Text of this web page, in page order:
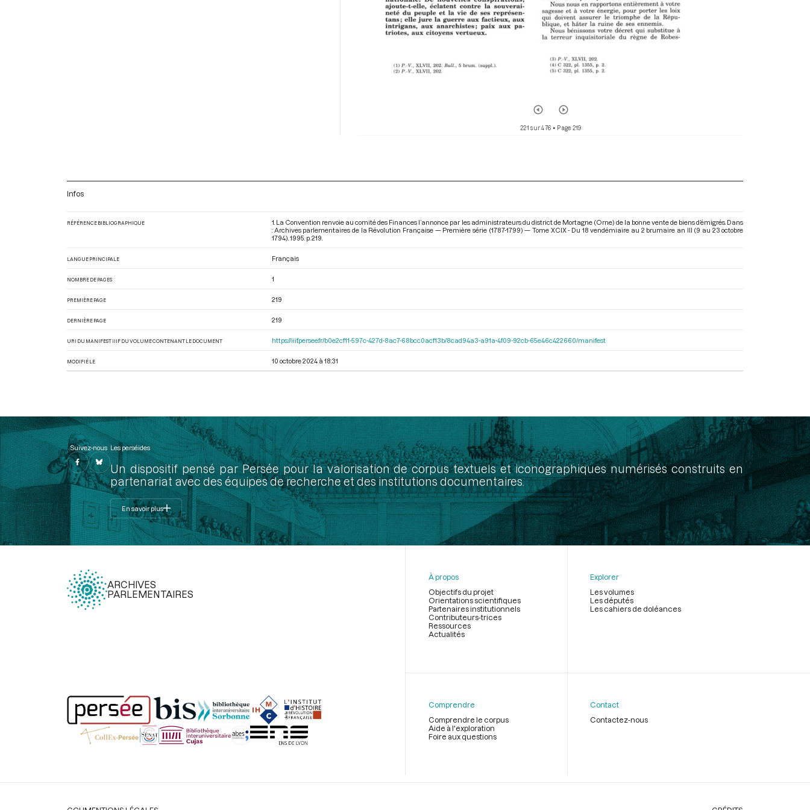
221 sur 476 • Page 219
Infos
RÉFÉRENCE BIBLIOGRAPHIQUE
1. La Convention renvoie au comité des Finances l’annonce par les administrateurs du district de Mortagne (Orne) de la bonne vente de biens d’émigrés. Dans
: Archives parlementaires de la Révolution Française — Première série (1787-1799) — Tome XCIX - Du 18 vendémiaire au 2 brumaire an III (9 au 23 octobre
1794) . 1995. p. 219.
LANGUE PRINCIPALE Français
NOMBRE DE PAGES 1
PREMIÈRE PAGE 219
DERNIÈRE PAGE 219
URI DU MANIFEST IIIF DU VOLUME CONTENANT LE DOCUMENT https://iiif.persee.fr/b0e2cf11-597c-427d-8ac7-68bcc0acf13b/8cad94a3-a91a-4f09-92cb-65e46c422660/manifest
MODIFIÉ LE 10 octobre 2024 à 18:31
Suivez-nous Les perséides
Un dispositif pensé par Persée pour la valorisation de corpus textuels et iconographiques numérisés construits en
partenariat avec des équipes de recherche et des institutions documentaires.
En savoir plus
ARCHIVES
PARLEMENTAIRES
page
À propos
Objectifs du projet
Orientations scientifiques
Partenaires institutionnels
Contributeurs-trices
Ressources
Actualités
Explorer
Les volumes
Les députés
Les cahiers de doléances
Comprendre
Comprendre le corpus
Aide à l'exploration
Foire aux questions
Contact
Contactez-nous
Légal